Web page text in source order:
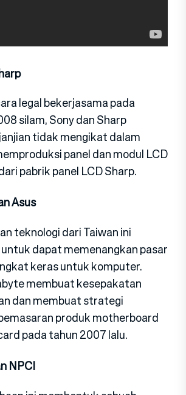
legal bekerjasama pada
silam, Sony dan Sharp
tidak mengikat dalam
panel dan modul LCD
pabrik panel LCD Sharp.
Asus
teknologi dari Taiwan ini
dapat memenangkan pasar
keras untuk komputer.
membuat kesepakatan
dan membuat strategi
produk motherboard
pada tahun 2007 lalu.
NPCI